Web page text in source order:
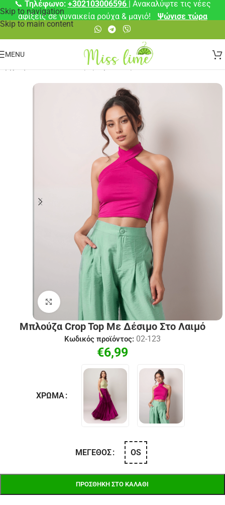
Skip to navigation
Skip to main content
📞 Τηλέφωνο: +302103006596 | Ανακαλύψτε τις νέες
αφίξεις σε γυναικεία ρούχα & μαγιό!
Ψώνισε τώρα
MENU
Μπλούζες /Αμάνικες
Click to enlarge
Μπλούζα Crop Top Με Δέσιμο Στο Λαιμό
Κωδικός προϊόντος: 02-123
€6,99
ΧΡΏΜΑ
ΜΈΓΕΘΟΣ OS
ΠΡΟΣΘΉΚΗ ΣΤΟ ΚΑΛΆΘΙ